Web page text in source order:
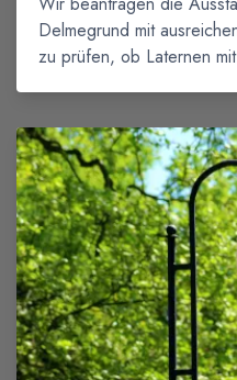
Delmegrund mit
zu prüfen, ob Laternen